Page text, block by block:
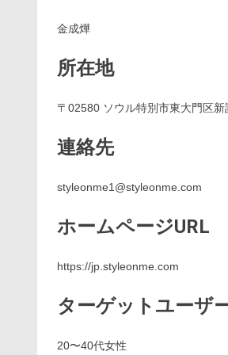
金成燁
所在地
〒02580 ソウル特別市東大門区
連絡先
styleonme1@styleonme.com
ホームページURL
https://jp.styleonme.com
ターゲットユーザ
20〜40代女性